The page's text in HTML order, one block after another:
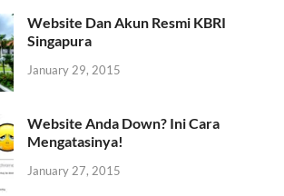
Website Dan Akun Resmi KBRI
Singapura
January 29, 2015
Website Anda Down? Ini Cara
Mengatasinya!
January 27, 2015